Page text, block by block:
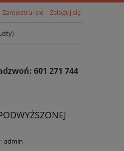
Zarejestruj się Zaloguj się
601 271 744
admin